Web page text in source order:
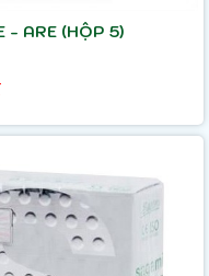
- ARE (HỘP 5)